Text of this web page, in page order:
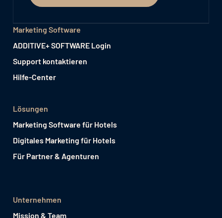
Marketing Software
ADDITIVE+ SOFTWARE Login
Support kontaktieren
Hilfe-Center
Lösungen
Marketing Software für Hotels
Digitales Marketing für Hotels
Für Partner & Agenturen
Unternehmen
Mission & Team